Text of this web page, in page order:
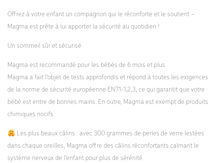
Offrez à votre enfant un compagnon qui le réconforte et le soutient –
Magma est prête à lui apporter la sécurité au quotidien !
Un sommeil sûr et sécurisé
Magma est recommandé pour les bébés de 6 mois et plus.
Magma a fait l’objet de tests approfondis et répond à toutes les exigences
de la norme de sécurité européenne EN71-1,2,3, ce qui garantit que votre
bébé est entre de bonnes mains. En outre, Magma est exempt de produits
chimiques nocifs.
Les plus beaux câlins : avec 300 grammes de perles de verre lestées
dans chaque oreilles, Magma offre des câlins réconfortants calmant le
système nerveux de l’enfant pour plus de sérénité.